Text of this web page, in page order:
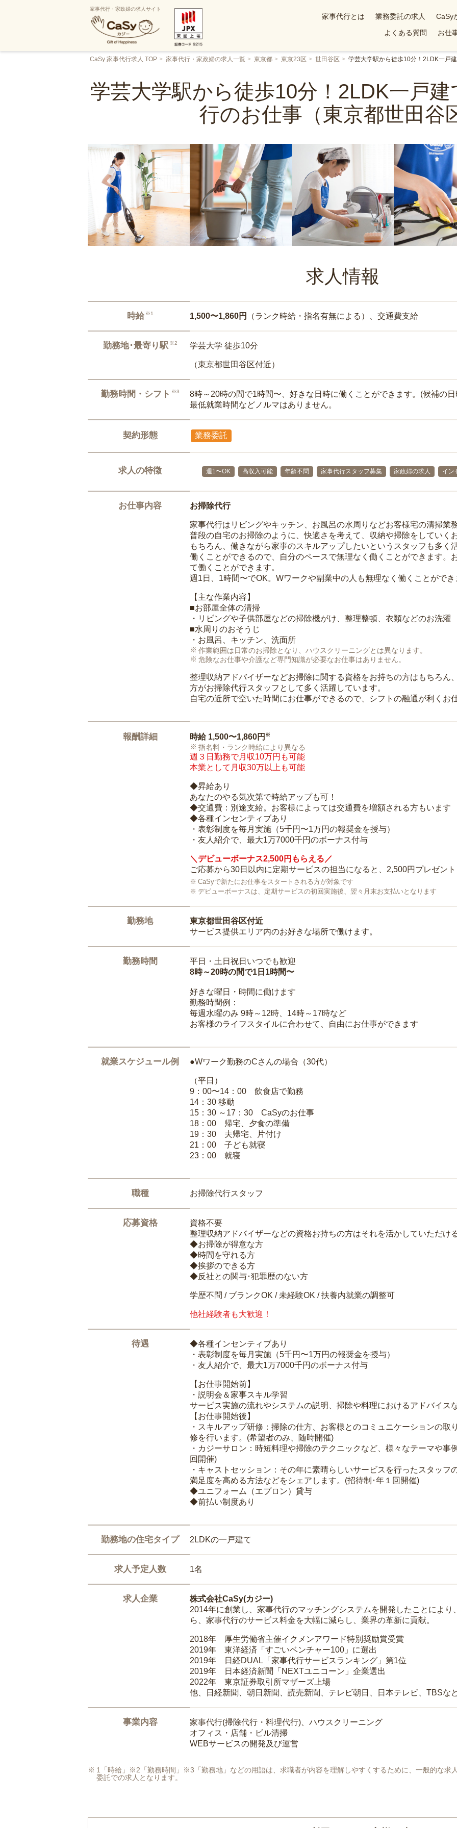
家事代行・家政婦の求人サイト
家事代行とは 業務委託の求人 CaSy
よくある質問
お仕
CaSy 家事代行求人 TOP 家事代行・家政婦の求人一覧 東京都 東京23区 世田谷区 学芸大学駅から徒歩10分！2LDK一戸
学芸大学駅から徒歩10分！2LDK一戸
行のお仕事（東京都世田谷
求人情報
時給 ※1 1,500〜1,860円 （ランク時給・指名有無による）、交通費支給
勤務地･最寄り駅 ※2 学芸大学 徒歩10分
（東京都世田谷区付近）
勤務時間・シフト ※3
8時～20時の間で1時間〜、好きな日時に働くことができます。(候補の
最低就業時間などノルマはありません。
契約形態 業務委託
求人の特徴 週1〜OK 高収入可能 年齢不問 家事代行スタッフ募集 家政婦の求人 イン
お仕事内容 お掃除代行
家事代行はリビングやキッチン、お風呂の水周りなどお客様宅の清掃業務
普段の自宅のお掃除のように、快適さを考えて、収納や掃除をしていく
もちろん、働きながら家事のスキルアップしたいというスタッフも多く
働くことができるので、自分のペースで無理なく働くことができます。
て働くことができます。
週1日、1時間〜でOK。Wワークや副業中の人も無理なく働くことができ
【主な作業内容】
■お部屋全体の清掃
・リビングや子供部屋などの掃除機がけ、整理整頓、衣類などのお洗濯
■水周りのおそうじ
・お風呂、キッチン、洗面所
作業範囲は日常のお掃除となり、ハウスクリーニングとは異なります。
危険なお仕事や介護など専門知識が必要なお仕事はありません。
整理収納アドバイザーなどお掃除に関する資格をお持ちの方はもちろん
方がお掃除代行スタッフとして多く活躍しています。
自宅の近所で空いた時間にお仕事ができるので、シフトの融通が利くお
報酬詳細 時給 1,500〜1,860円 ※
指名料・ランク時給により異なる
週３日勤務で月収10万円も可能
本業として月収30万以上も可能
◆昇給あり
あなたのやる気次第で時給アップも可！
◆交通費：別途支給。お客様によっては交通費を増額される方もいます
◆各種インセンティブあり
・表彰制度を毎月実施（5千円〜1万円の報奨金を授与）
・友人紹介で、最大1万7000千円のボーナス付与
＼デビューボーナス2,500円もらえる／
ご応募から30日以内に定期サービスの担当になると、2,500円プレゼント
CaSyで新たにお仕事をスタートされる方が対象です
デビューボーナスは、定期サービスの初回実施後、翌々月末お支払いとなります
勤務地
東京都世田谷区付近
サービス提供エリア内のお好きな場所で働けます。
勤務時間
平日・土日祝日いつでも歓迎
8時～20時の間で1日1時間〜
好きな曜日・時間に働けます
勤務時間例：
毎週水曜のみ 9時～12時、14時～17時など
お客様のライフスタイルに合わせて、自由にお仕事ができます
就業スケジュール例 ●Wワーク勤務のCさんの場合（30代）
（平日）
9：00〜14：00 飲食店で勤務
14：30 移動
15：30 ～17：30 CaSyのお仕事
18：00 帰宅、夕食の準備
19：30 夫帰宅、片付け
21：00 子ども就寝
23：00 就寝
職種 お掃除代行スタッフ
応募資格
資格不要
整理収納アドバイザーなどの資格お持ちの方はそれを活かしていただけ
◆お掃除が得意な方
◆時間を守れる方
◆挨拶のできる方
◆反社との関与･犯罪歴のない方
学歴不問 / ブランクOK / 未経験OK / 扶養内就業の調整可
他社経験者も大歓迎！
待遇
◆各種インセンティブあり
・表彰制度を毎月実施（5千円〜1万円の報奨金を授与）
・友人紹介で、最大1万7000千円のボーナス付与
【お仕事開始前】
・説明会＆家事スキル学習
サービス実施の流れやシステムの説明、掃除や料理におけるアドバイス
【お仕事開始後】
・スキルアップ研修：掃除の仕方、お客様とのコミュニケーションの
修を行います。(希望者のみ、随時開催)
・カジーサロン：時短料理や掃除のテクニックなど、様々なテーマや事
回開催)
・キャストセッション：その年に素晴らしいサービスを行ったスタッ
満足度を高める方法などをシェアします。(招待制･年１回開催)
◆ユニフォーム（エプロン）貸与
◆前払い制度あり
勤務地の住宅タイプ 2LDKの一戸建て
求人予定人数 1名
求人企業
株式会社CaSy(カジー)
2014年に創業し、家事代行のマッチングシステムを開発したことによ
ら、家事代行のサービス料金を大幅に減らし、業界の革新に貢献。
2018年 厚生労働省主催イクメンアワード特別奨励賞受賞
2019年 東洋経済「すごいベンチャー100」に選出
2019年 日経DUAL「家事代行サービスランキング」第1位
2019年 日本経済新聞「NEXTユニコーン」企業選出
2022年 東京証券取引所マザーズ上場
他、日経新聞、朝日新聞、読売新聞、テレビ朝日、日本テレビ、TBSな
事業内容
家事代行(掃除代行・料理代行)、ハウスクリーニング
オフィス・店舗・ビル清掃
WEBサービスの開発及び運営
1「時給」※2「勤務時間」※3「勤務地」などの用語は、求職者が内容を理解しやすくするために、一般的な求
委託での求人となります。